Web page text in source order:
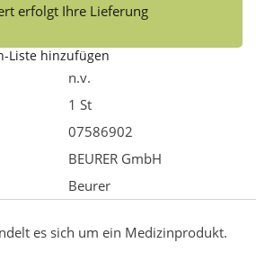
erfolgt Ihre Lieferung
Liste hinzufügen
n.v.
1 St
07586902
BEURER GmbH
Beurer
es sich um ein Medizinprodukt.